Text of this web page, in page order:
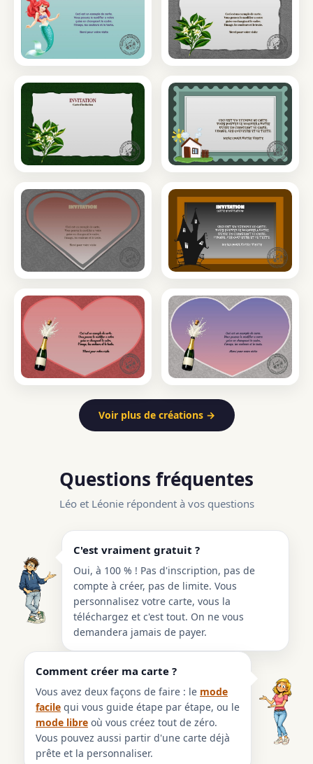
Voir plus de créations →
Questions fréquentes
Léo et Léonie répondent à vos questions
C'est vraiment gratuit ?
Oui, à 100 % ! Pas d'inscription, pas de
compte à créer, pas de limite. Vous
personnalisez votre carte, vous la
téléchargez et c'est tout. On ne vous
demandera jamais de payer.
Comment créer ma carte ?
Vous avez deux façons de faire : le mode
facile qui vous guide étape par étape, ou le
mode libre où vous créez tout de zéro.
Vous pouvez aussi partir d'une carte déjà
prête et la personnaliser.